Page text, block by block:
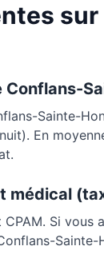
Conflans-
Sainte-
En
médical
Si
Sainte-